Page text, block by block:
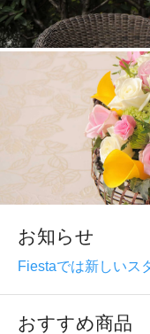
お知らせ
Fiestaでは新しいス
おすすめ商品